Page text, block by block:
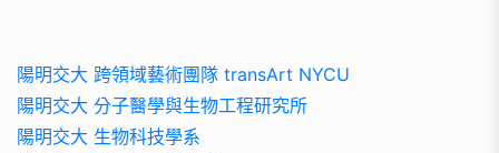
陽明交大 跨領域藝術團隊 transArt NYCU
陽明交大 分子醫學與生物工程研究所
陽明交大 生物科技學系